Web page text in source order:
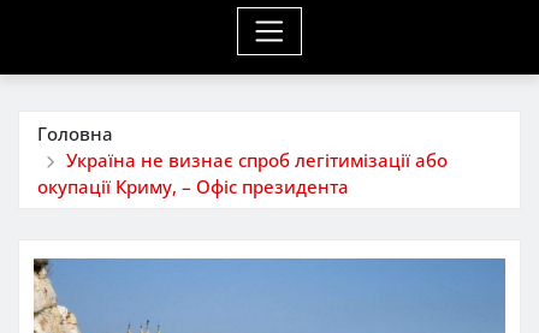
Головна
Україна не визнає спроб легітимізації або
окупації Криму, – Офіс президента